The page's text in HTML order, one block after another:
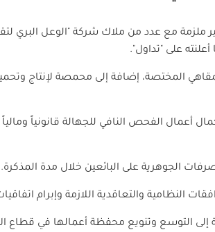
ملزمة مع عدد من ملاك شركة "الوعل البري
".
المختصة، إضافة إلى محمصة لإنتاج
الفحص النافي للجهالة قانونياً ومالياً
الجوهرية على البائعين خلال مدة المذكرة.
النظامية والتعاقدية اللازمة وإبرام
إلى التوسع وتنويع محفظة أعمالها في قطاع